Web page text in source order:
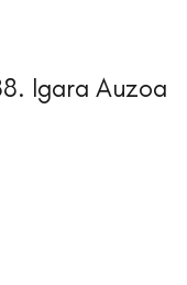
Igara Auzoa